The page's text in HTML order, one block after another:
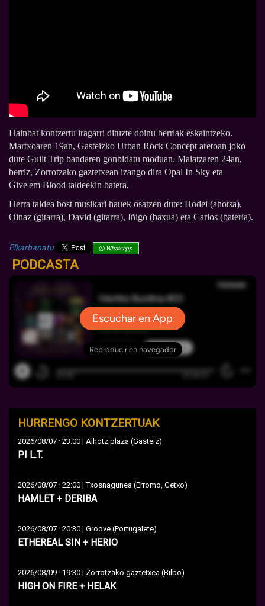
Hainbat kontzertu iragarri dituzte doinu berriak eskaintzeko.
Martxoaren 19an, Gasteizko Urban Rock Concept aretoan joko
dute Guilt Trip bandaren gonbidatu moduan. Maiatzaren 24an,
berriz, Zorrotzako gaztetxean izango dira Opal In Sky eta
Give'em Blood taldeekin batera.
Herra taldea bost musikari hauek osatzen dute: Hodei (ahotsa),
Oinaz (gitarra), David (gitarra), Iñigo (baxua) eta Carlos (bateria).
Elkarbanatu Whatsapp
PODCASTA
HURRENGO KONTZERTUAK
2026/08/07 · 23:00 | Aihotz plaza (Gasteiz)
PI L.T.
2026/08/07 · 22:00 | Txosnagunea (Erromo, Getxo)
HAMLET + DERIBA
2026/08/07 · 20:30 | Groove (Portugalete)
ETHEREAL SIN + HERIO
2026/08/09 · 19:30 | Zorrotzako gaztetxea (Bilbo)
HIGH ON FIRE + HELAK